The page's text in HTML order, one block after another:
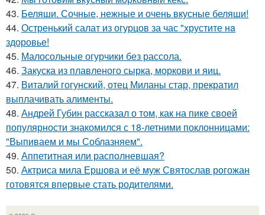
43. Беляши. Сочные, нежные и очень вкусные беляши!
44. Остренький салат из огурцов за час "хрустите нa
здоровье!
45. Малосольные огурчики без рассола.
46. Закуска из плавленого сырка, моркови и яиц.
47. Виталий гогунский, отец Миланы стар, прекратил
выплачивать алименты.
48. Андрей Губин рассказал о том, как на пике своей
популярности знакомился с 18-летними поклонницами:
"Выпиваем и мы Соблазняем".
49. Аппетитная или располневшая?
50. Актриса мила Ершова и её муж Святослав рогожан
готовятся впервые стать родителями.